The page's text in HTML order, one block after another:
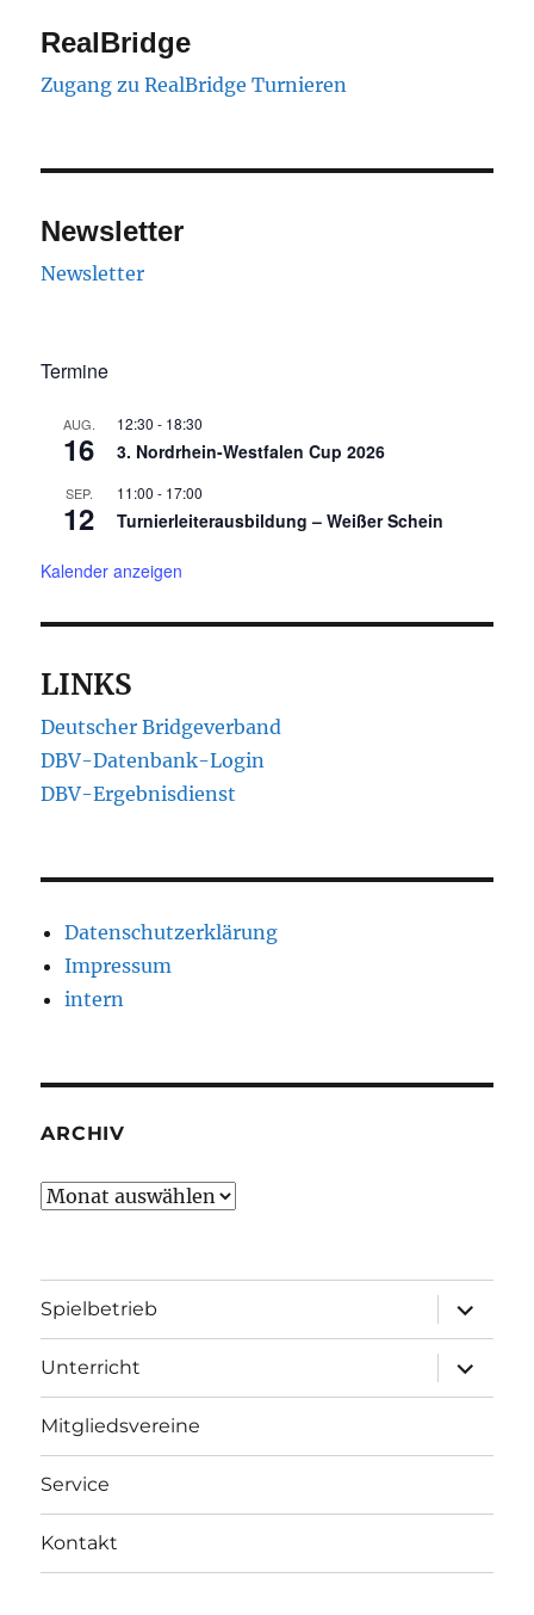
RealBridge
Zugang zu RealBridge Turnieren
Newsletter
Newsletter
Termine
AUG.
16
12:30 - 18:30
3. Nordrhein-Westfalen Cup 2026
SEP.
12
11:00 - 17:00
Turnierleiterausbildung – Weißer Schein
Kalender anzeigen
LINKS
Deutscher Bridgeverband
DBV-Datenbank-Login
DBV-Ergebnisdienst
Datenschutzerklärung
Impressum
intern
ARCHIV
Archiv
Spielbetrieb
öffnen
Unterricht
öffnen
Mitgliedsvereine
Service
Kontakt